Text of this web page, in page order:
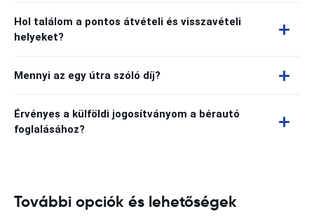
Hol találom a pontos átvételi és visszavételi
helyeket?
Mennyi az egy útra szóló díj?
Érvényes a külföldi jogosítványom a bérautó
foglalásához?
További opciók és lehetőségek